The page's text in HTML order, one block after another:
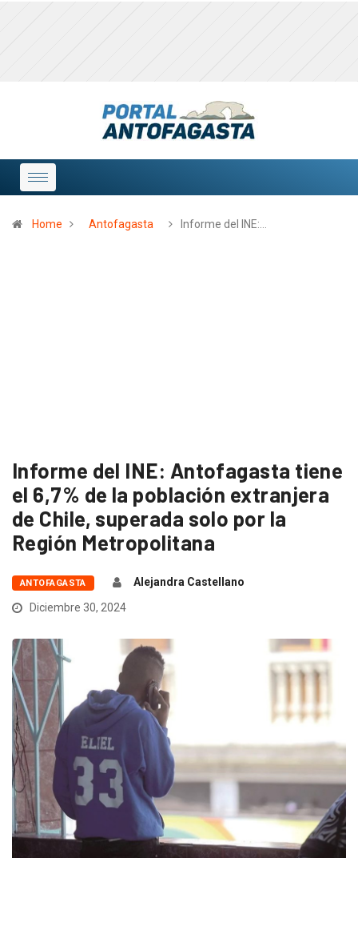
Home Antofagasta Informe del INE:…
Informe del INE: Antofagasta tiene
el 6,7% de la población extranjera
de Chile, superada solo por la
Región Metropolitana
ANTOFAGASTA
Alejandra Castellano
Diciembre 30, 2024